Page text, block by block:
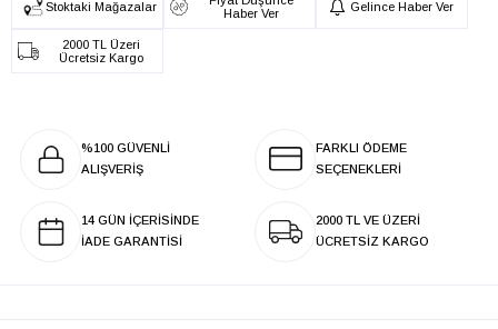
Stoktaki Mağazalar
Haber Ver
Gelince Haber Ver
2000 TL Üzeri
Ücretsiz Kargo
%100 GÜVENLİ
ALIŞVERİŞ
FARKLI ÖDEME
SEÇENEKLERİ
14 GÜN İÇERİSİNDE
İADE GARANTİSİ
2000 TL VE ÜZERİ
ÜCRETSİZ KARGO